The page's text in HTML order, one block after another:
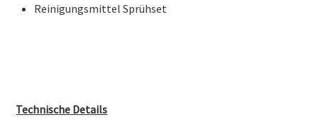
Reinigungsmittel Sprühset
Technische Details